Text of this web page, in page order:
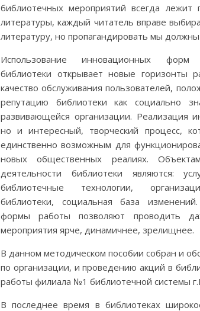
библиотечных мероприятий всегда лежит
литературы, каждый читатель вправе
литературу, но пропагандировать мы
Использование инновационных
библиотеки открывает новые горизонты
качество обслуживания пользователей,
репутацию библиотеки как социально
развивающейся организации. Реализация
но и интересный, творческий процесс,
единственно возможным для
новых общественных реалиях.
деятельности библиотеки являются:
библиотечные технологии,
библиотеки, социальная база
формы работы позволяют проводить
мероприятия ярче, динамичнее, зрелищнее.
В данном методическом пособии собран и
по организации, и проведению акций в
работы филиала №1 библиотечной системы
В последнее время в библиотеках